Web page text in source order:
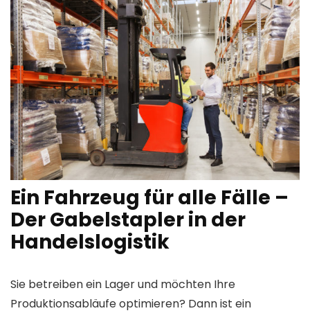
Ein Fahrzeug für alle Fälle –
Der Gabelstapler in der
Handelslogistik
Sie betreiben ein Lager und möchten Ihre
Produktionsabläufe optimieren? Dann ist ein